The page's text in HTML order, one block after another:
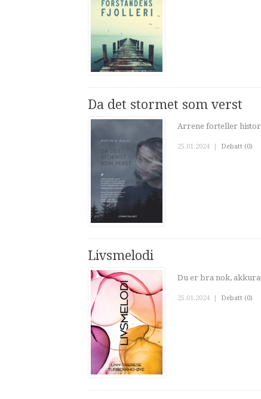
Da det stormet som verst
Arrene forteller
25.01.2024 Debatt (0)
Livsmelodi
Du er bra nok,
25.01.2024 | Debatt (0)